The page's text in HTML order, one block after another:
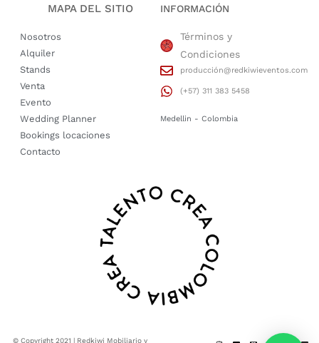
MAPA DEL SITIO
Nosotros
Alquiler
Stands
Venta
Evento
Wedding Planner
Bookings locaciones
Contacto
INFORMACIÓN
Términos y
Condiciones
producción@redkiwieventos.com
(+57) 311 383 5458
Medellin - Colombia
© Copyright 2021 | Redkiwi Mobiliario y